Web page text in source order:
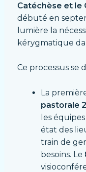
Catéchèse et le
débuté en
lumière la
kérygmatique
Ce processus se
La
pastorale
les
état des
train de
besoins. Le